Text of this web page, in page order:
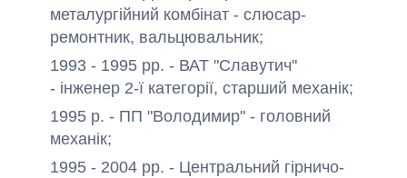
металургійний комбінат - слюсар-
ремонтник, вальцювальник;
1993 - 1995 рр. - ВАТ "Славутич"
- інженер 2-ї категорії, старший механік;
1995 р. - ПП "Володимир" - головний
механік;
1995 - 2004 рр. - Центральний гірничо-